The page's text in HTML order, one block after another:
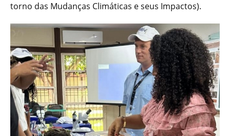
torno das Mudanças Climáticas e seus Impactos).